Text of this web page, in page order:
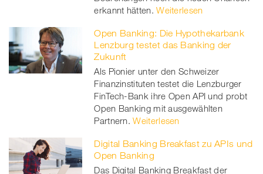
erkannt hätten. Weiterlesen
Open Banking: Die Hypothekarbank
Lenzburg testet das Banking der
Zukunft
Als Pionier unter den Schweizer
Finanzinstituten testet die Lenzburger
FinTech-Bank ihre Open API und probt
Open Banking mit ausgewählten
Partnern. Weiterlesen
Digital Banking Breakfast zu APIs und
Open Banking
Das Digital Banking Breakfast der